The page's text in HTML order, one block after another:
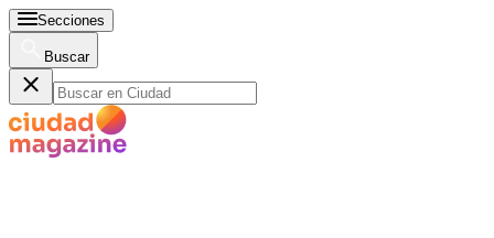
Secciones
Buscar